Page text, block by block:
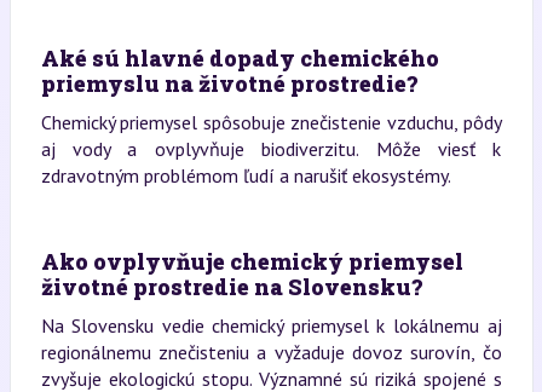
Aké sú hlavné dopady chemického
priemyslu na životné prostredie?
Chemický priemysel spôsobuje znečistenie vzduchu, pôdy
aj vody a ovplyvňuje biodiverzitu. Môže viesť k
zdravotným problémom ľudí a narušiť ekosystémy.
Ako ovplyvňuje chemický priemysel
životné prostredie na Slovensku?
Na Slovensku vedie chemický priemysel k lokálnemu aj
regionálnemu znečisteniu a vyžaduje dovoz surovín, čo
zvyšuje ekologickú stopu. Významné sú riziká spojené s